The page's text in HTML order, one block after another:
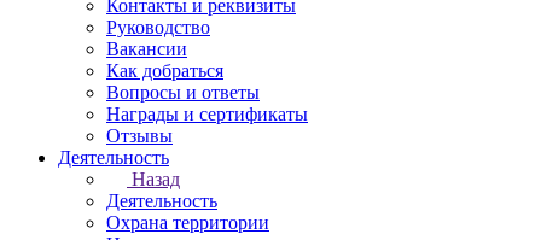
Контакты и реквизиты
Руководство
Вакансии
Как добраться
Вопросы и ответы
Награды и сертификаты
Отзывы
Деятельность
Назад
Деятельность
Охрана территории